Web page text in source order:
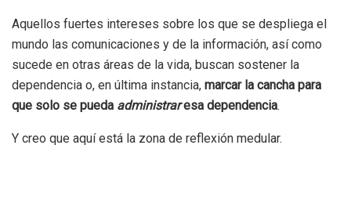
Aquellos fuertes intereses sobre los que se despliega el
mundo las comunicaciones y de la información, así como
sucede en otras áreas de la vida, buscan sostener la
dependencia o, en última instancia, marcar la cancha para
que solo se pueda administraresa dependencia.
Y creo que aquí está la zona de reflexión medular.